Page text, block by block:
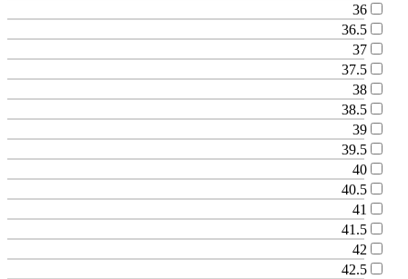
36
36.5
37
37.5
38
38.5
39
39.5
40
40.5
41
41.5
42
42.5